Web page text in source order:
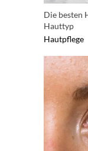
Die besten
Hauttyp
Hautpflege